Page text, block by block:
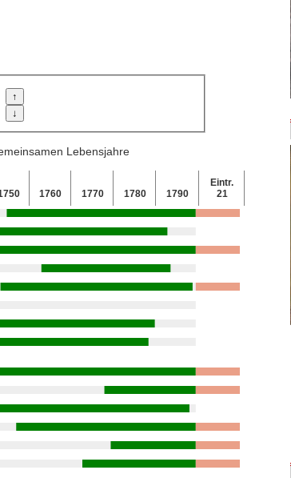
Lebensjahre
1760 1770 1780 1790
Eintr.
21